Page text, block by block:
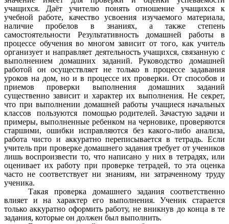
учащихся. Даёт учителю понять отношение учащихся к
учебной работе, качество усвоения изучаемого материала,
наличие пробелов в знаниях, а также степень
самостоятельности
Результативность домашней работы в
процессе обучения во многом зависит от того, как учитель
организует и направляет деятельность учащихся, связанную с
выполнением домашних заданий. Руководство домашней
работой он осуществляет не только в процессе задавания
уроков на дом, но и в процессе их проверки. От способов и
приемов проверки выполнения домашних заданий
существенно зависит и характер их выполнения. Не секрет,
что при выполнении домашней работы учащиеся начальных
классов пользуются помощью родителей. Зачастую задачи и
примеры, выполненные ребенком на черновике, проверяются
старшими, ошибки исправляются без какого-либо анализа,
работа чисто и аккуратно переписывается в тетрадь. Если
учитель при проверке домашнего задания требует от учеников
лишь воспроизвести то, что написано у них в тетрадях, или
оценивает их работу при проверке тетрадей, то эта оценка
часто не соответствует ни знаниям, ни затраченному труду
ученика.
Такая проверка домашнего задания соответственно
влияет и на характер его выполнения. Ученик старается
только аккуратно оформить работу, не вникнув до конца в те
задания, которые он должен был выполнить.